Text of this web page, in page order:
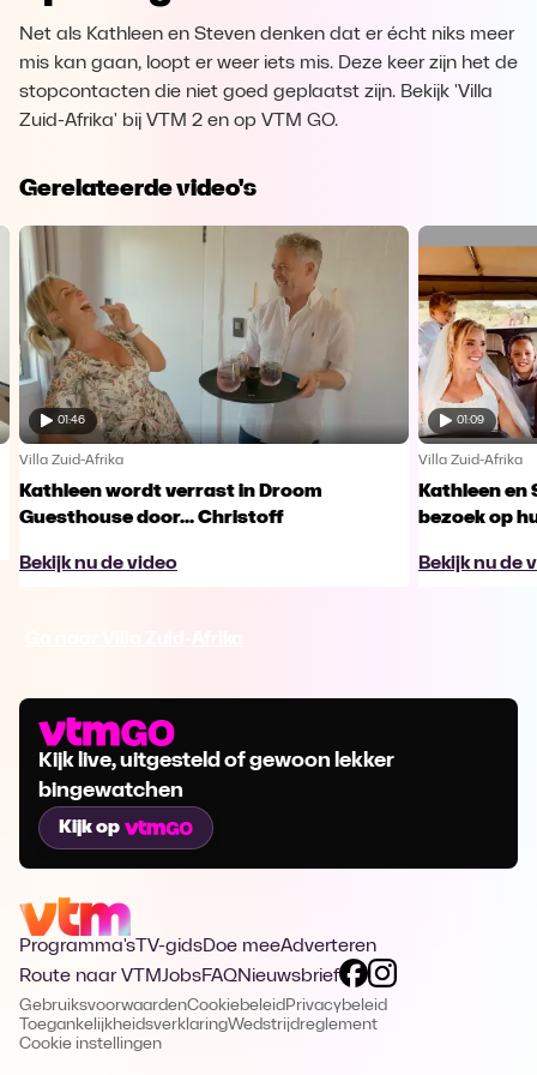
Net als Kathleen en Steven denken dat er écht niks meer
mis kan gaan, loopt er weer iets mis. Deze keer zijn het de
stopcontacten die niet goed geplaatst zijn. Bekijk 'Villa
Zuid-Afrika' bij VTM 2 en op VTM GO.
Gerelateerde video's
01:46
Villa Zuid-Afrika
Kathleen wordt verrast in Droom
Guesthouse door... Christoff
Bekijk nu de video
01:09
Villa Zuid-Afrika
Kathleen en
bezoek op
Bekijk nu de
Kijk live, uitgesteld of gewoon lekker
bingewatchen
Kijk op
Programma's TV-gidsDoe meeAdverteren
Route naar VTMJobsFAQNieuwsbrief
GebruiksvoorwaardenCookiebeleid Privacybeleid
ToegankelijkheidsverklaringWedstrijdreglement
Cookie instellingen